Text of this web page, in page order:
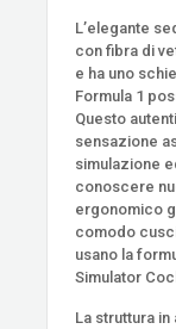
L’elegante
con fibra di
e ha uno
Formula 1
Questo
sensazione
simulazione
conoscere
ergonomico
comodo
usano la
Simulator
La struttura